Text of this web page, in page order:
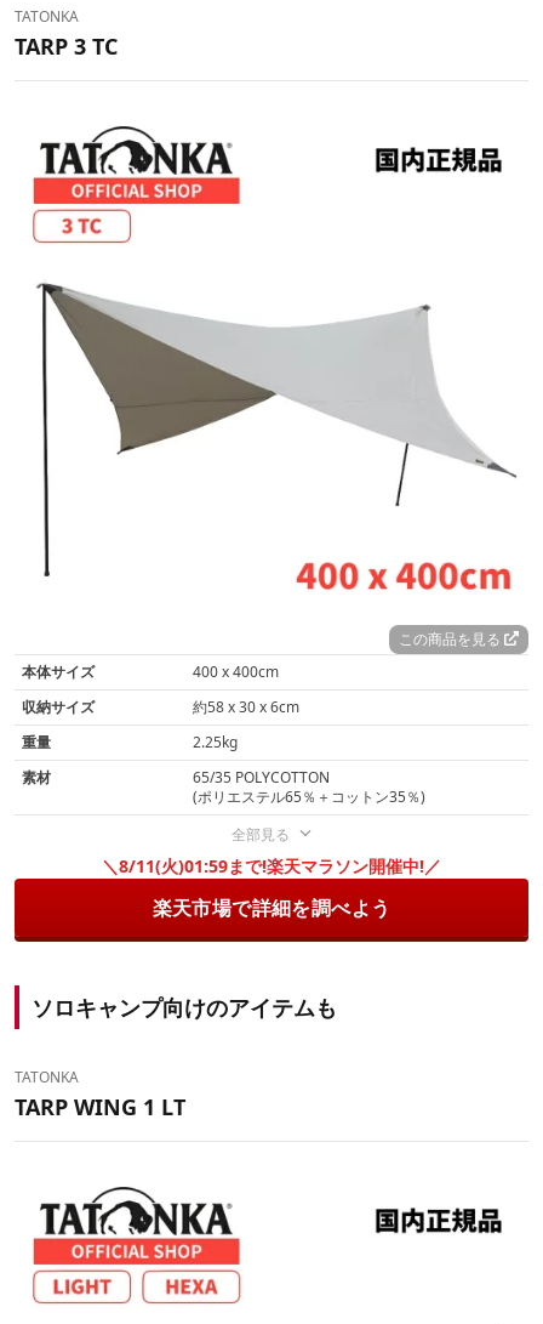
TATONKA
TARP 3 TC
この商品を見る
本体サイズ
400 x 400cm
収納サイズ
約58 x 30 x 6cm
重量
2.25kg
素材
65/35 POLYCOTTON
(ポリエステル65％＋コットン35％)
全部見る
＼8/11(火)01:59まで!楽天マラソン開催中!／
楽天市場で詳細を調べよう
ソロキャンプ向けのアイテムも
TATONKA
TARP WING 1 LT